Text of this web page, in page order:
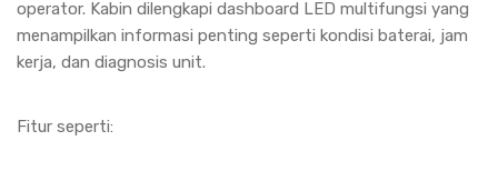
operator. Kabin dilengkapi dashboard LED multifungsi yang
menampilkan informasi penting seperti kondisi baterai, jam
kerja, dan diagnosis unit.
Fitur seperti: